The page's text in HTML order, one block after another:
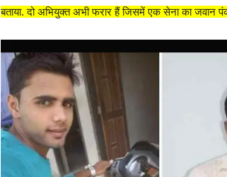
बताया. दो अभियुक्त अभी फरार हैं जिसमें एक सेना का जवान